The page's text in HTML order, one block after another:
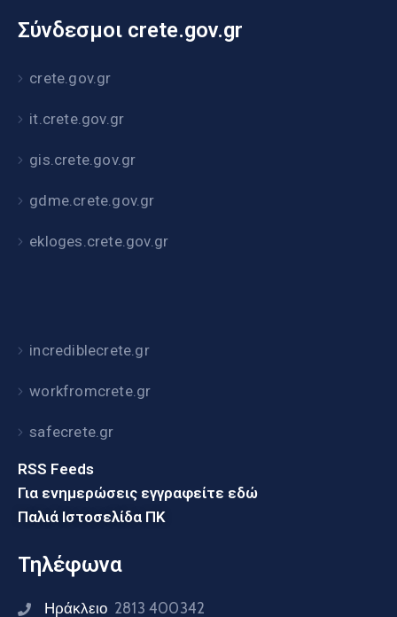
Σύνδεσμοι crete.gov.gr
crete.gov.gr
it.crete.gov.gr
gis.crete.gov.gr
gdme.crete.gov.gr
ekloges.crete.gov.gr
incrediblecrete.gr
workfromcrete.gr
safecrete.gr
RSS Feeds
Για ενημερώσεις εγγραφείτε εδώ
Παλιά Ιστοσελίδα ΠΚ
Τηλέφωνα
Ηράκλειο 2813 400342